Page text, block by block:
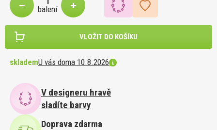
balení
VLOŽIT DO KOŠÍKU
sklademU vás doma 10.8.2026
V designeru hravě
sladíte barvy
Doprava zdarma